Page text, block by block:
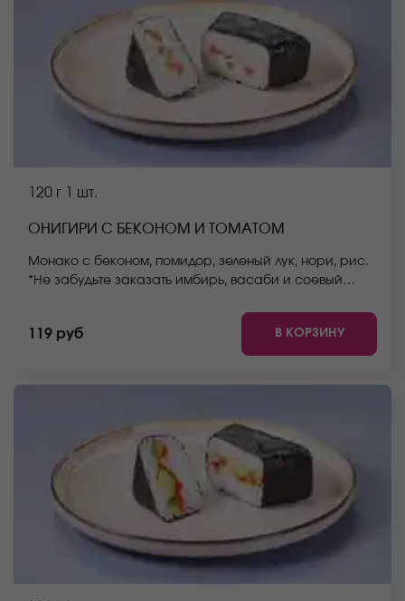
120 г 1 шт.
ОНИГИРИ С БЕКОНОМ И ТОМАТОМ
Монако с беконом, помидор, зеленый лук, нори, рис.
*Не забудьте заказать имбирь, васаби и соевый
вид блюда может отличаться от фото на сайте.
119 руб В КОРЗИНУ